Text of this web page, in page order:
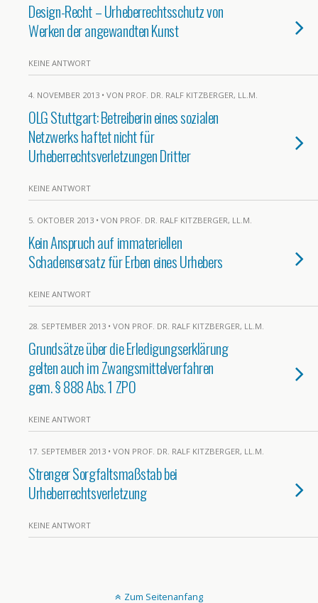
Design-Recht – Urheberrechtsschutz von
Werken der angewandten Kunst
KEINE ANTWORT
4. NOVEMBER 2013 • VON PROF. DR. RALF KITZBERGER, LL.M.
OLG Stuttgart: Betreiberin eines sozialen
Netzwerks haftet nicht für
Urheberrechtsverletzungen Dritter
KEINE ANTWORT
5. OKTOBER 2013 • VON PROF. DR. RALF KITZBERGER, LL.M.
Kein Anspruch auf immateriellen
Schadensersatz für Erben eines Urhebers
KEINE ANTWORT
28. SEPTEMBER 2013 • VON PROF. DR. RALF KITZBERGER, LL.M.
Grundsätze über die Erledigungserklärung
gelten auch im Zwangsmittelverfahren
gem. § 888 Abs. 1 ZPO
KEINE ANTWORT
17. SEPTEMBER 2013 • VON PROF. DR. RALF KITZBERGER, LL.M.
Strenger Sorgfaltsmaßstab bei
Urheberrechtsverletzung
KEINE ANTWORT
Zum Seitenanfang